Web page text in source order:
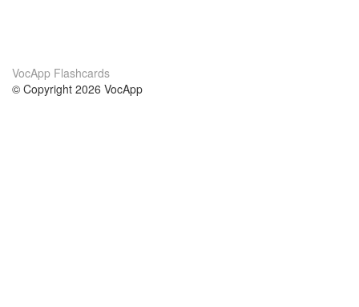
VocApp Flashcards
© Copyright 2026 VocApp